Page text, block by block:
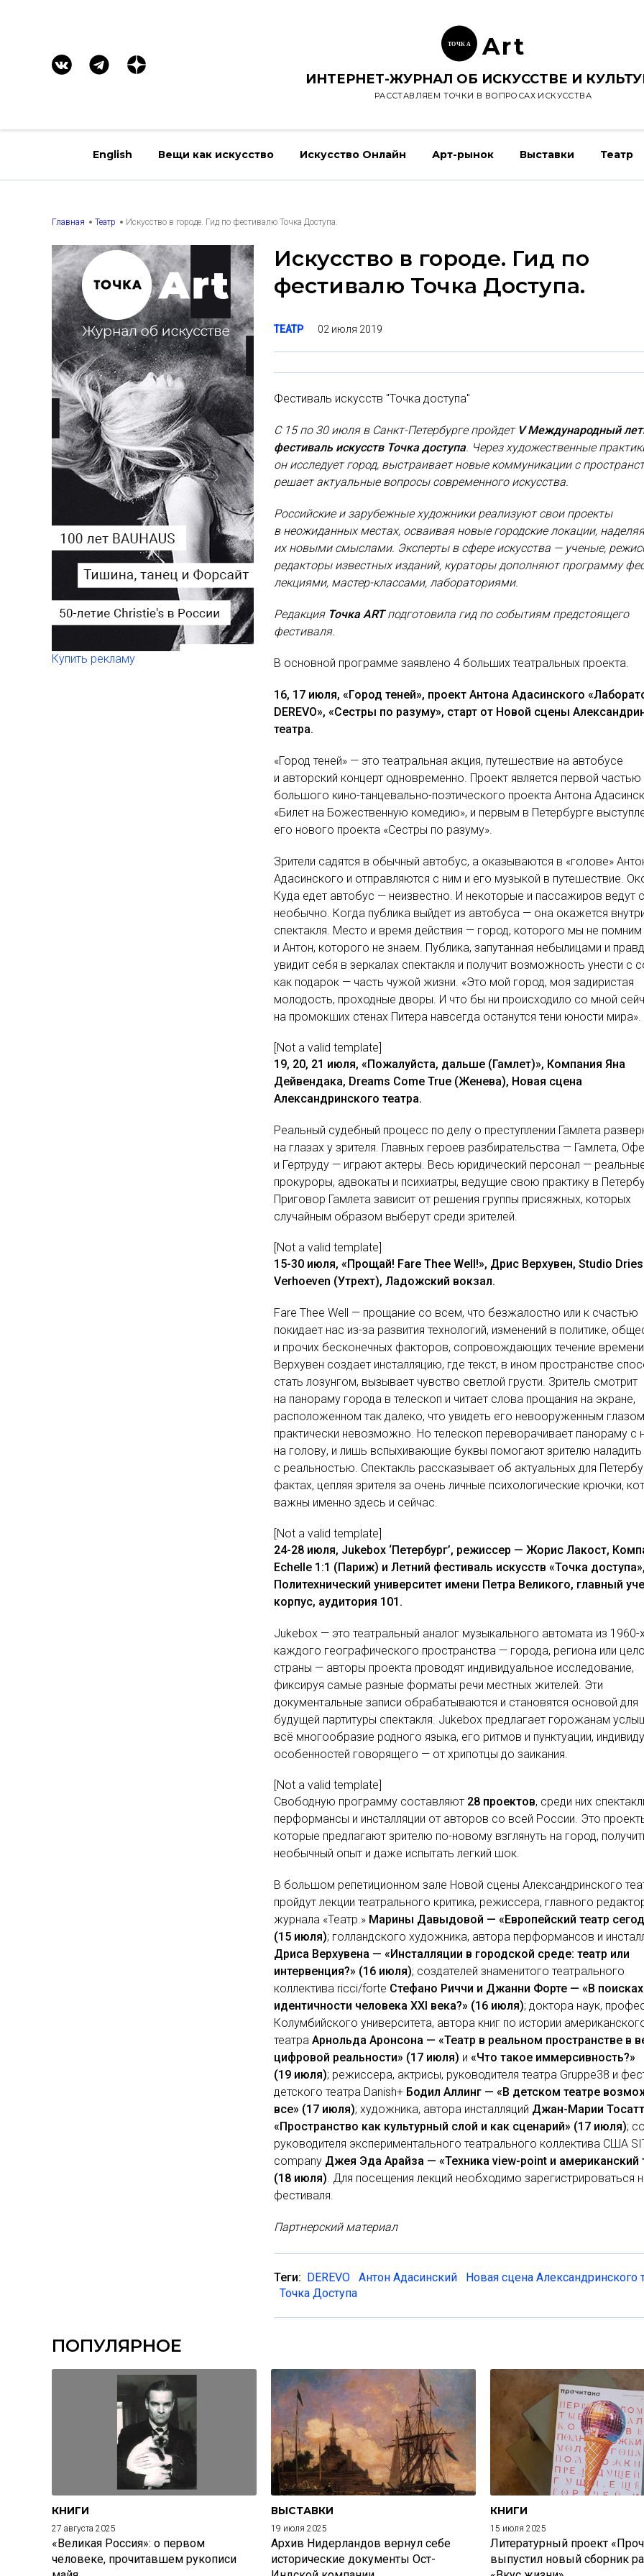
ТОЧК А Art
ИНТЕРНЕТ-ЖУРНАЛ ОБ ИСКУССТВЕ И
РАССТАВЛЯЕМ ТОЧКИ В ВОПРОСАХ ИСКУССТВА
English Вещи как искусство Искусство Онлайн Арт-рынок Выставки Театр
Главная Театр Искусство в городе. Гид по фестивалю Точка Доступа.
Купить рекламу
Искусство в городе. Гид по
фестивалю Точка Доступа.
ТЕАТР 02 июля 2019
Фестиваль искусств "Точка доступа"
С 15 по 30 июля в Санкт-Петербурге пройдет V Международный
фестиваль искусств Точка доступа. Через художественные
он исследует город, выстраивает новые коммуникации с
решает актуальные вопросы современного искусства.
Российские и зарубежные художники реализуют свои проекты
в неожиданных местах, осваивая новые городские локации, наделяя
их новыми смыслами. Эксперты в сфере искусства — ученые,
редакторы известных изданий, кураторы дополняют программу
лекциями, мастер-классами, лабораториями.
Редакция Точка ARTподготовила гид по событиям предстоящего
фестиваля.
В основной программе заявлено 4 больших театральных проекта.
16, 17 июля, «Город теней», проект Антона Адасинского
DEREVO», «Сестры по разуму», старт от Новой сцены
театра.
«Город теней» — это театральная акция, путешествие на автобусе
и авторский концерт одновременно. Проект является первой частью
большого кино-танцевально-поэтического проекта Антона
«Билет на Божественную комедию», и первым в Петербурге
его нового проекта «Сестры по разуму».
Зрители садятся в обычный автобус, а оказываются в «голове»
Адасинского и отправляются с ним и его музыкой в путешествие.
Куда едет автобус — неизвестно. И некоторые и пассажиров ведут
необычно. Когда публика выйдет из автобуса — она окажется
спектакля. Место и время действия — город, которого мы не помним
и Антон, которого не знаем. Публика, запутанная небылицами и
увидит себя в зеркалах спектакля и получит возможность унести с
как подарок — часть чужой жизни. «Это мой город, моя задиристая
молодость, проходные дворы. И что бы ни происходило со мной
на промокших стенах Питера навсегда останутся тени юности мира».
[Not a valid template]
19, 20, 21 июля, «Пожалуйста, дальше (Гамлет)», Компания Яна
Дейвендака, Dreams Come True (Женева), Новая сцена
Александринского театра.
Реальный судебный процесс по делу о преступлении Гамлета
на глазах у зрителя. Главных героев разбирательства — Гамлета,
и Гертруду — играют актеры. Весь юридический персонал —
прокуроры, адвокаты и психиатры, ведущие свою практику в
Приговор Гамлета зависит от решения группы присяжных, которых
случайным образом выберут среди зрителей.
[Not a valid template]
15-30 июля, «Прощай! Fare Thee Well!», Дрис Верхувен, Studio Dries
Verhoeven (Утрехт), Ладожский вокзал.
Fare Thee Well — прощание со всем, что безжалостно или к счастью
покидает нас из-за развития технологий, изменений в политике,
и прочих бесконечных факторов, сопровождающих течение
Верхувен создает инсталляцию, где текст, в ином пространстве
стать лозунгом, вызывает чувство светлой грусти. Зритель смотрит
на панораму города в телескоп и читает слова прощания на экране,
расположенном так далеко, что увидеть его невооруженным глазом
практически невозможно. Но телескоп переворачивает панораму с
на голову, и лишь вспыхивающие буквы помогают зрителю наладить
с реальностью. Спектакль рассказывает об актуальных для
фактах, цепляя зрителя за очень личные психологические крючки,
важны именно здесь и сейчас.
[Not a valid template]
24-28 июля, Jukebox ‘Петербург’, режиссер — Жорис Лакост,
Echelle 1:1 (Париж) и Летний фестиваль искусств «Точка доступа»,
Политехнический университет имени Петра Великого, главный
корпус, аудитория 101.
Jukebox — это театральный аналог музыкального автомата из 1960-
каждого географического пространства — города, региона или
страны — авторы проекта проводят индивидуальное исследование,
фиксируя самые разные форматы речи местных жителей. Эти
документальные записи обрабатываются и становятся основой для
будущей партитуры спектакля. Jukebox предлагает горожанам
всё многообразие родного языка, его ритмов и пунктуации,
особенностей говорящего — от хрипотцы до заикания.
[Not a valid template]
Свободную программу составляют 28 проектов, среди них
перформансы и инсталляции от авторов со всей России. Это
которые предлагают зрителю по-новому взглянуть на город,
необычный опыт и даже испытать легкий шок.
В большом репетиционном зале Новой сцены Александринского
пройдут лекции театрального критика, режиссера, главного
журнала «Театр.» Марины Давыдовой — «Европейский театр
(15 июля); голландского художника, автора перформансов и
Дриса Верхувена — «Инсталляции в городской среде: театр или
интервенция?» (16 июля); создателей знаменитого театрального
коллектива ricci/forte Стефано Риччи и Джанни Форте — «В поисках
идентичности человека XXI века?» (16 июля); доктора наук,
Колумбийского университета, автора книг по истории
театра Арнольда Аронсона — «Театр в реальном пространстве в
цифровой реальности» (17 июля) и «Что такое иммерсивность?»
(19 июля); режиссера, актрисы, руководителя театра Gruppe38 и
детского театра Danish+ Бодил Аллинг — «В детском театре
все» (17 июля); художника, автора инсталляций Джан-Марии
«Пространство как культурный слой и как сценарий» (17 июля);
руководителя экспериментального театрального коллектива США
company Джея Эда Арайза — «Техника view-point и американский
(18 июля). Для посещения лекций необходимо зарегистрироваться
фестиваля.
Партнерский материал
Теги: DEREVO Антон Адасинский
Новая сцена Александринского
Точка Доступа
ПОПУЛЯРНОЕ
КНИГИ
27 августа 2025
«Великая Россия»: о первом
человеке, прочитавшем рукописи
ВЫСТАВКИ
19 июля 2025
Архив Нидерландов вернул себе
исторические документы Ост-
КНИГИ
15 июля 2025
Литературный проект
выпустил новый сборник